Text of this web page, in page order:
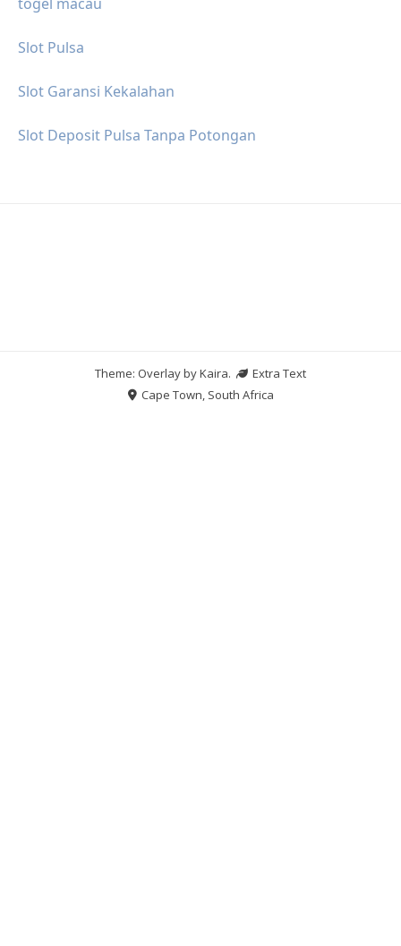
Slot Pulsa
Slot Garansi Kekalahan
Slot Deposit Pulsa Tanpa Potongan
Theme: Overlay byKaira.
Extra Text
Cape Town, South Africa